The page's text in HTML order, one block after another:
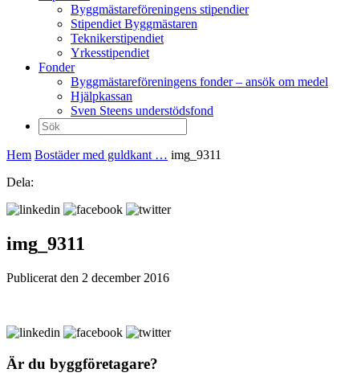
Byggmästareföreningens stipendier
Stipendiet Byggmästaren
Teknikerstipendiet
Yrkesstipendiet
Fonder
Byggmästareföreningens fonder – ansök om medel
Hjälpkassan
Sven Steens understödsfond
Sök
efter:
Hem Bostäder med guldkant … img_9311
Dela:
img_9311
Publicerat den 2 december 2016
Är du byggföretagare?